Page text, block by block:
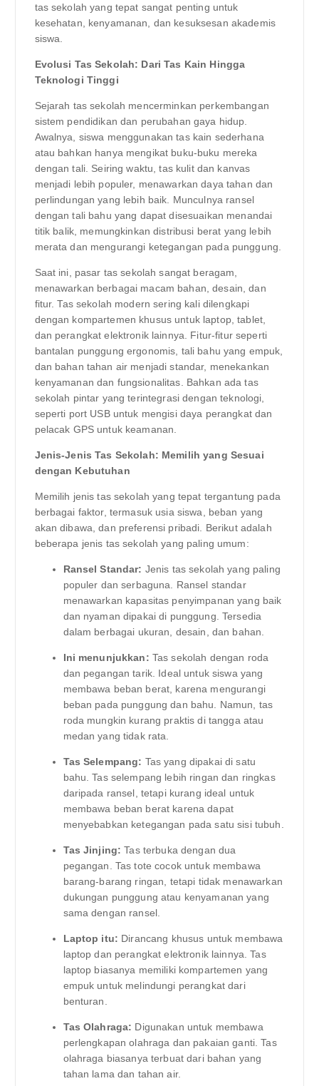
tas sekolah yang tepat sangat penting untuk
kesehatan, kenyamanan, dan kesuksesan akademis
siswa.
Evolusi Tas Sekolah: Dari Tas Kain Hingga
Teknologi Tinggi
Sejarah tas sekolah mencerminkan perkembangan
sistem pendidikan dan perubahan gaya hidup.
Awalnya, siswa menggunakan tas kain sederhana
atau bahkan hanya mengikat buku-buku mereka
dengan tali. Seiring waktu, tas kulit dan kanvas
menjadi lebih populer, menawarkan daya tahan dan
perlindungan yang lebih baik. Munculnya ransel
dengan tali bahu yang dapat disesuaikan menandai
titik balik, memungkinkan distribusi berat yang lebih
merata dan mengurangi ketegangan pada punggung.
Saat ini, pasar tas sekolah sangat beragam,
menawarkan berbagai macam bahan, desain, dan
fitur. Tas sekolah modern sering kali dilengkapi
dengan kompartemen khusus untuk laptop, tablet,
dan perangkat elektronik lainnya. Fitur-fitur seperti
bantalan punggung ergonomis, tali bahu yang empuk,
dan bahan tahan air menjadi standar, menekankan
kenyamanan dan fungsionalitas. Bahkan ada tas
sekolah pintar yang terintegrasi dengan teknologi,
seperti port USB untuk mengisi daya perangkat dan
pelacak GPS untuk keamanan.
Jenis-Jenis Tas Sekolah: Memilih yang Sesuai
dengan Kebutuhan
Memilih jenis tas sekolah yang tepat tergantung pada
berbagai faktor, termasuk usia siswa, beban yang
akan dibawa, dan preferensi pribadi. Berikut adalah
beberapa jenis tas sekolah yang paling umum:
Ransel Standar: Jenis tas sekolah yang paling
populer dan serbaguna. Ransel standar
menawarkan kapasitas penyimpanan yang baik
dan nyaman dipakai di punggung. Tersedia
dalam berbagai ukuran, desain, dan bahan.
Ini menunjukkan: Tas sekolah dengan roda
dan pegangan tarik. Ideal untuk siswa yang
membawa beban berat, karena mengurangi
beban pada punggung dan bahu. Namun, tas
roda mungkin kurang praktis di tangga atau
medan yang tidak rata.
Tas Selempang: Tas yang dipakai di satu
bahu. Tas selempang lebih ringan dan ringkas
daripada ransel, tetapi kurang ideal untuk
membawa beban berat karena dapat
menyebabkan ketegangan pada satu sisi tubuh.
Tas Jinjing: Tas terbuka dengan dua
pegangan. Tas tote cocok untuk membawa
barang-barang ringan, tetapi tidak menawarkan
dukungan punggung atau kenyamanan yang
sama dengan ransel.
Laptop itu: Dirancang khusus untuk membawa
laptop dan perangkat elektronik lainnya. Tas
laptop biasanya memiliki kompartemen yang
empuk untuk melindungi perangkat dari
benturan.
Tas Olahraga: Digunakan untuk membawa
perlengkapan olahraga dan pakaian ganti. Tas
olahraga biasanya terbuat dari bahan yang
tahan lama dan tahan air.